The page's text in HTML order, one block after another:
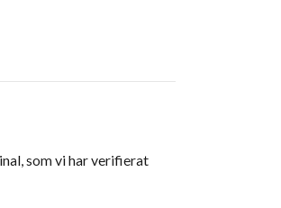
som vi har verifierat